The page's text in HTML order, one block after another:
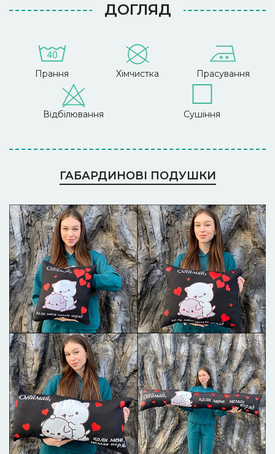
ДОГЛЯД
Прання Хімчистка Прасування
Відбілювання Сушіння
ГАБАРДИНОВІ ПОДУШКИ